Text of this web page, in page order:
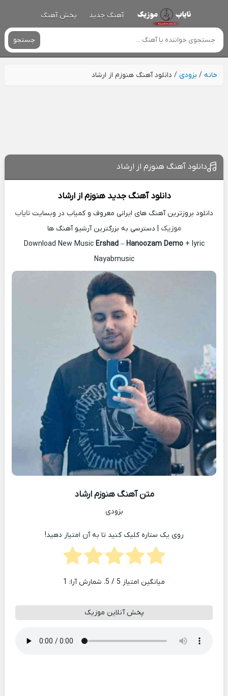
آهنگ جدید پخش آهنگ
جستجو
خانه/ بزودی / دانلود آهنگ هنوزم از ارشاد
دانلود آهنگ هنوزم از ارشاد
دانلود آهنگ جدید هنوزم ازارشاد
دانلود بروزترین آهنگ های ایرانی معروف و کمیاب در وبسایت نایاب
موزیک | دسترسی به بزرگترین آرشیو آهنگ ها
Download New Music Ershad– Hanoozam Demo+ lyric
Nayabmusic
متن آهنگ هنوزم ارشاد
بزودی
روی یک ستاره کلیک کنید تا به آن امتیاز دهید!
میانگین امتیاز 5 / 5. شمارش آرا: 1
پخش آنلاین موزیک